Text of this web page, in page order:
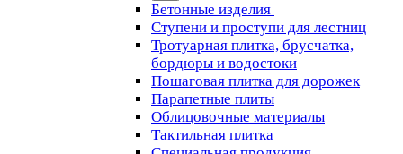
Бетонные изделия
Ступени и проступи для лестниц
Тротуарная плитка, брусчатка,
бордюры и водостоки
Пошаговая плитка для дорожек
Парапетные плиты
Облицовочные материалы
Тактильная плитка